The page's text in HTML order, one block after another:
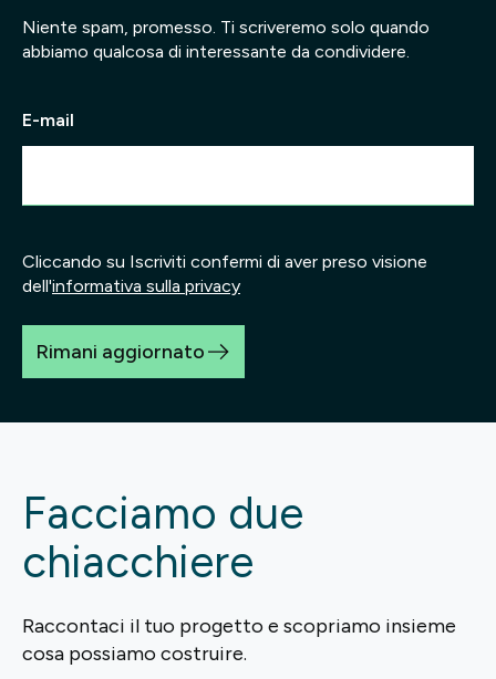
Niente spam, promesso. Ti scriveremo solo quando
abbiamo qualcosa di interessante da condividere.
E-mail
Cliccando su Iscriviti confermi di aver preso visione
dell'informativa sulla privacy
Rimani aggiornato
Facciamo due
chiacchiere
Raccontaci il tuo progetto e scopriamo insieme
cosa possiamo costruire.